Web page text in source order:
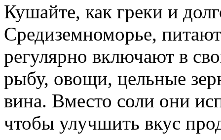
Кушайте, как греки и
Средиземноморье,
регулярно включают в
рыбу, овощи, цельные
вина. Вместо соли они
чтобы улучшить вкус